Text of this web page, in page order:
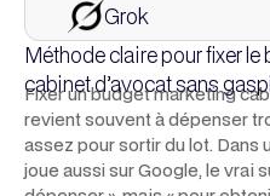
Grok
Méthode claire pour fixer le
cabinet d’avocat sans
Fixer un budget marketing
revient souvent à dépenser
assez pour sortir du lot. Dans
joue aussi sur Google, le vrai